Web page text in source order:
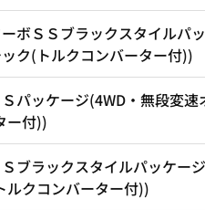
ＳＳブラックスタイルパ
ク(トルクコンバーター付))
ッケージ(4WD・無段変速
ー付))
ラックスタイルパッケー
ルクコンバーター付))